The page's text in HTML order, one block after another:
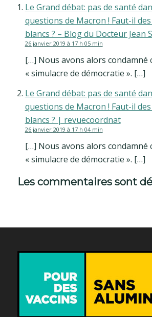
Le Grand débat: pas de santé
questions de Macron ! Faut-il
blancs ? – Blog du Docteur Jean
26 janvier 2019 à 17 h 05 min
[…] Nous avons alors condamné
« simulacre de démocratie ». […]
Le Grand débat: pas de santé
questions de Macron ! Faut-il
blancs ? | revuecoordnat
26 janvier 2019 à 17 h 04 min
[…] Nous avons alors condamné
« simulacre de démocratie ». […]
Les commentaires sont